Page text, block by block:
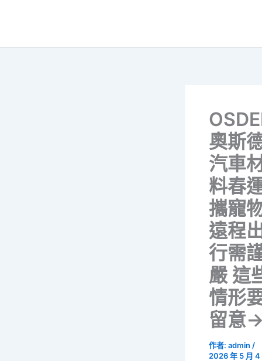
奧斯
汽車
料春
攜寵
遠程
行需
嚴 這
情形
留意→
作者: admin /
2026 年 5 月 4